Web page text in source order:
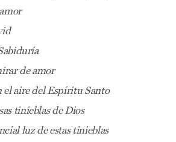
de amor
el aire del Espíritu Santo
tinieblas de Dios
luz de estas tinieblas